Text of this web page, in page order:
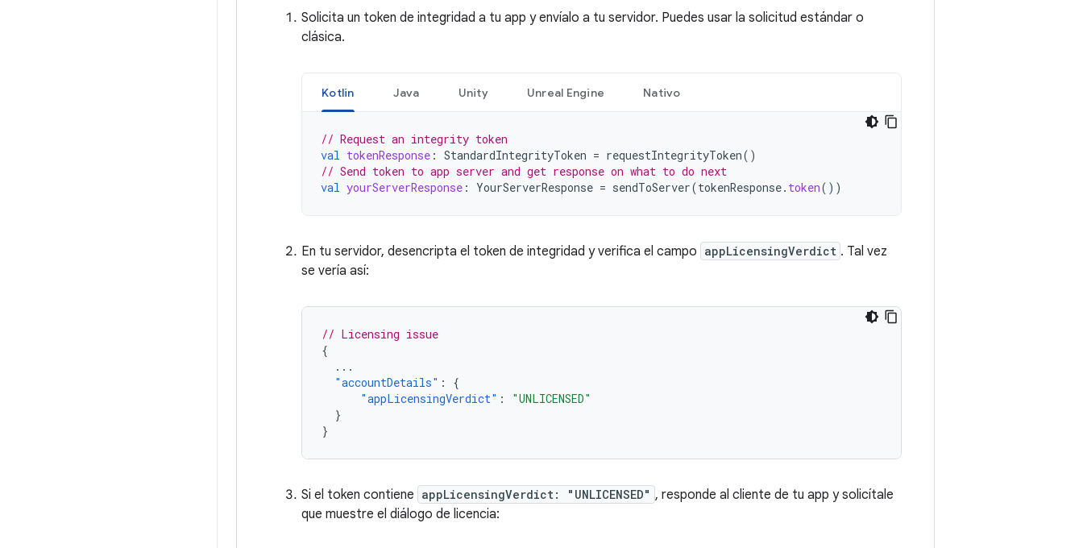
Solicita un token de integridad a tu app y envíalo a tu servidor. Puedes usar la solicitud estándar o
clásica.
Kotlin Java Unity Unreal Engine Nativo
// Request an integrity token
val tokenResponse : StandardIntegrityToken = requestIntegrityToken()
// Send token to app server and get response on what to do next
val yourServerResponse : YourServerResponse = sendToServer(tokenResponse. token())
En tu servidor, desencripta el token de integridad y verifica el campo appLicensingVerdict . Tal vez
se vería así:
// Licensing issue
{
...
"accountDetails" :
{
"appLicensingVerdict" :
"UNLICENSED"
}
}
Si el token contiene appLicensingVerdict: "UNLICENSED" , responde al cliente de tu app y solicítale
que muestre el diálogo de licencia: